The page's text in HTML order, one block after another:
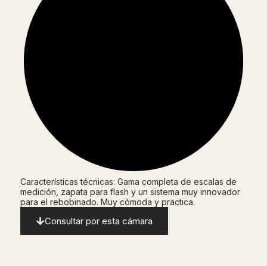
Características técnicas: Gama completa de escalas de
medición, zapata para flash y un sistema muy innovador
para el rebobinado. Muy cómoda y practica.
Consultar por esta cámara